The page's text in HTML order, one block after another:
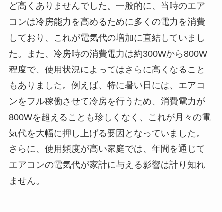
ど高くありませんでした。一般的に、当時のエア
コンは冷房能力を高めるために多くの電力を消費
しており、これが電気代の増加に直結していまし
た。また、冷房時の消費電力は約300Wから800W
程度で、使用状況によってはさらに高くなること
もありました。例えば、特に暑い日には、エアコ
ンをフル稼働させて冷房を行うため、消費電力が
800Wを超えることも珍しくなく、これが月々の電
気代を大幅に押し上げる要因となっていました。
さらに、使用頻度が高い家庭では、年間を通じて
エアコンの電気代が家計に与える影響は計り知れ
ません。